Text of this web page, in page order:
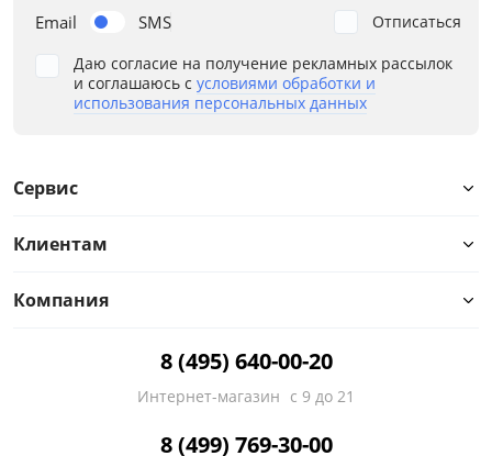
Глубина, см
до
от
Размер рабочего места, см
Email SMS
Даю согласие на получение рекламных рассылок
и соглашаюсь с условиями обработки и
использования персональных данных
Отписаться
Сервис
Клиентам
Компания
8 (495) 640-00-20
Интернет-магазин с 9 до 21
8 (499) 769-30-00